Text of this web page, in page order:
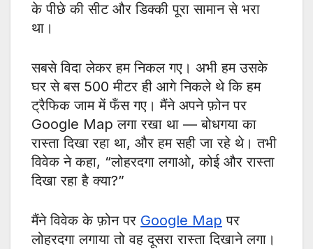
के पीछे की सीट और डिक्की पूरा सामान से भरा
था।
सबसे विदा लेकर हम निकल गए। अभी हम उसके
घर से बस 500 मीटर ही आगे निकले थे कि हम
ट्रैफिक जाम में फँस गए। मैंने अपने फ़ोन पर
Google Map लगा रखा था — बोधगया का
रास्ता दिखा रहा था, और हम सही जा रहे थे। तभी
विवेक ने कहा, “लोहरदगा लगाओ, कोई और रास्ता
दिखा रहा है क्या?”
मैंने विवेक के फ़ोन पर Google Map पर
लोहरदगा लगाया तो वह दूसरा रास्ता दिखाने लगा।